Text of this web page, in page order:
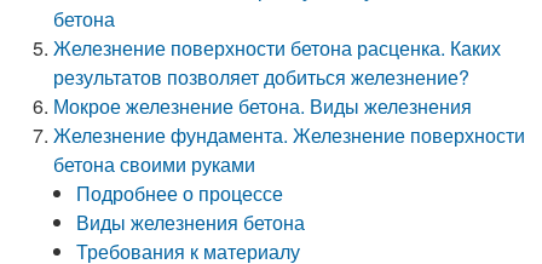
бетона
Железнение поверхности бетона расценка. Каких
результатов позволяет добиться железнение?
Мокрое железнение бетона. Виды железнения
Железнение фундамента. Железнение поверхности
бетона своими руками
Подробнее о процессе
Виды железнения бетона
Требования к материалу